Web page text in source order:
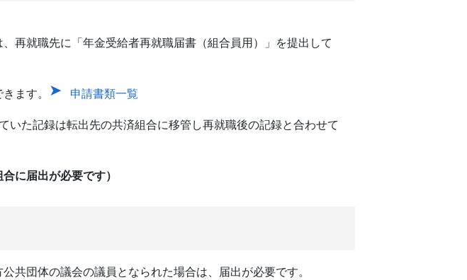
再就職先に「年金受給者再就職届書（組合員用）」を提出して
ます。
申請書類一覧
た記録は転出先の共済組合に移管し再就職後の記録と合わせて
に届出が必要です）
団体の議会の議員となられた場合は、届出が必要です。